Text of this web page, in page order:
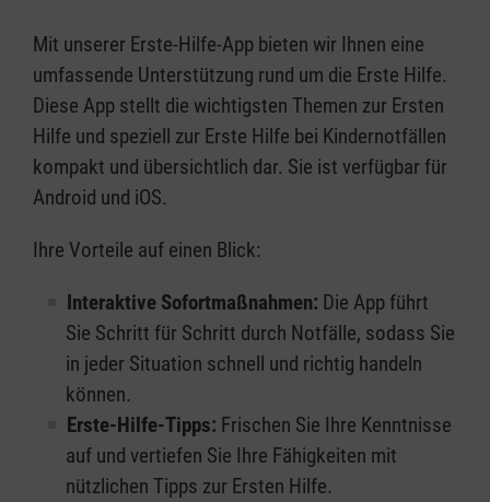
Mit unserer Erste-Hilfe-App bieten wir Ihnen eine
umfassende Unterstützung rund um die Erste Hilfe.
Diese App stellt die wichtigsten Themen zur Ersten
Hilfe und speziell zur Erste Hilfe bei Kindernotfällen
kompakt und übersichtlich dar. Sie ist verfügbar für
Android und iOS.
Ihre Vorteile auf einen Blick:
Interaktive Sofortmaßnahmen: Die App führt
Sie Schritt für Schritt durch Notfälle, sodass Sie
in jeder Situation schnell und richtig handeln
können.
Erste-Hilfe-Tipps: Frischen Sie Ihre Kenntnisse
auf und vertiefen Sie Ihre Fähigkeiten mit
nützlichen Tipps zur Ersten Hilfe.